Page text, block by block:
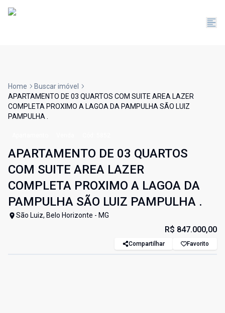
Home
Buscar imóvel
APARTAMENTO DE 03 QUARTOS COM SUITE AREA LAZER
COMPLETA PROXIMO A LAGOA DA PAMPULHA SÃO LUIZ
PAMPULHA .
APARTAMENTO DE 03 QUARTOS
COM SUITE AREA LAZER
COMPLETA PROXIMO A LAGOA DA
PAMPULHA SÃO LUIZ PAMPULHA .
São Luiz, Belo Horizonte - MG
R$ 847.000,00
Compartilhar Favorito